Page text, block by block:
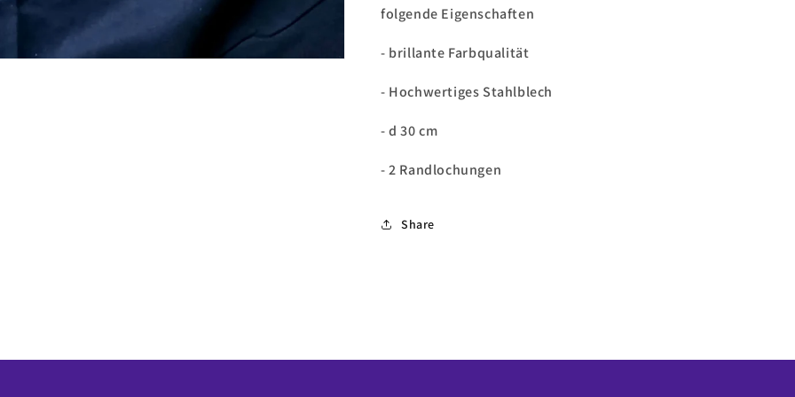
folgende Eigenschaften
- brillante Farbqualität
- Hochwertiges Stahlblech
- d 30 cm
- 2 Randlochungen
Share